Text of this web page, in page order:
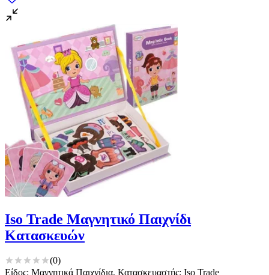
Iso Trade Μαγνητικό Παιχνίδι
Κατασκευών
(0)
Είδος: Μαγνητικά Παιχνίδια, Κατασκευαστής: Iso Trade